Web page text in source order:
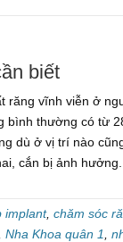
biết
răng vĩnh viễn ở
bình thường có từ
dù ở vị trí nào
cắn bị ảnh
implant, chăm sóc
Nha Khoa quân 1